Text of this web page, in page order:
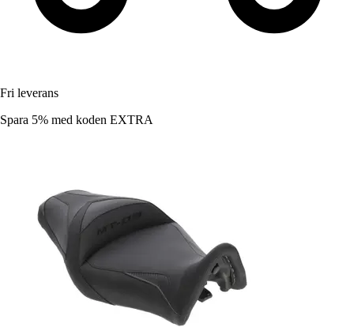
Fri leverans
Spara 5% med koden EXTRA